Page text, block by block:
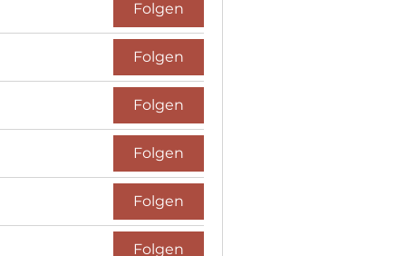
Folgen
Folgen
Folgen
Folgen
Folgen
Folgen